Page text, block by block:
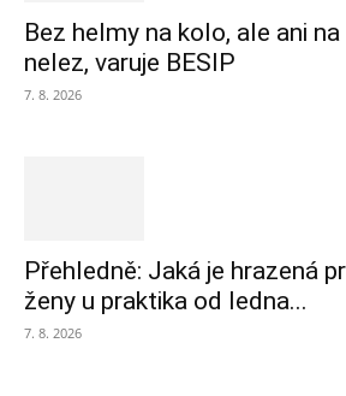
Bez helmy na kolo, ale ani
nelez, varuje BESIP
7. 8. 2026
Přehledně: Jaká je hrazená
ženy u praktika od ledna...
7. 8. 2026